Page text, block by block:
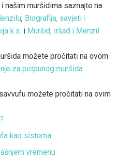
našim muršidima saznajte na
, Biografija, savjeti i
k.s. i Muršid, iršad i Menzil
možete pročitati na ovom
za potpunog muršida
možete pročitati na ovim
kao sistema
vremenu